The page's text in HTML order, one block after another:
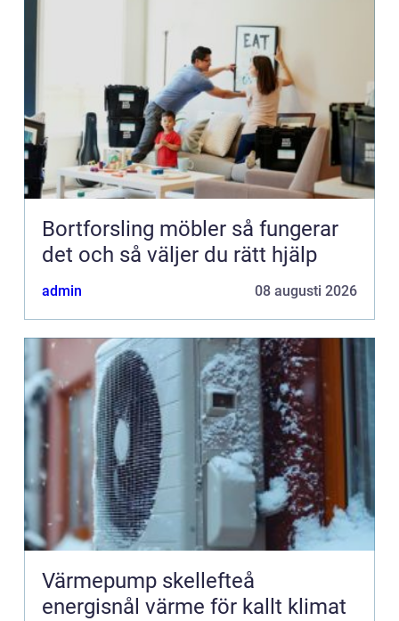
Bortforsling möbler så fungerar
det och så väljer du rätt hjälp
admin 08 augusti 2026
Värmepump skellefteå
energisnål värme för kallt klimat